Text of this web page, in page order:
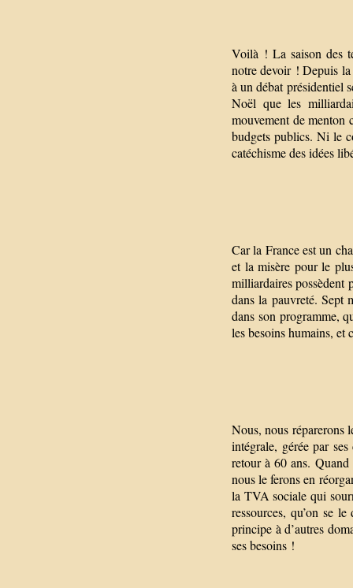
Voilà ! La saison des
notre devoir ! Depuis
à un débat présidentiel
Noël que les
mouvement de menton
budgets publics. Ni le
catéchisme des idées
Car la France est un
et la misère pour le
milliardaires possèdent
dans la pauvreté. Sept
dans son programme,
les besoins humains, et
Nous, nous réparerons
intégrale, gérée par
retour à 60 ans. Quand
nous le ferons en
la TVA sociale qui
ressources, qu’on se
principe à d’autres
ses besoins !